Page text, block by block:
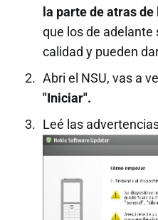
la parte de atras
que los de adelante
calidad y pueden
Abri el NSU, vas a
"Iniciar".
Leé las